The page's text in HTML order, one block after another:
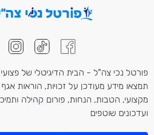
פורטל נכי צה"ל - הבית הדיגיטלי של
תמצאו מידע מעודכן על זכויות, הוראות אגף
מקצועי, הטבות, הנחות, פורום קהילה
ועדכונים שוטפים